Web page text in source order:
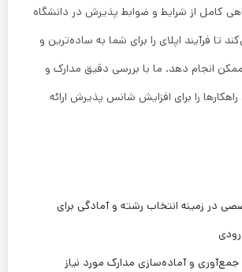
کامل از شرایط و ضوابط پذیرش در دانشگاه
تا فرآیند اپلای را برای شما به ساده‌ترین و
انجام دهد. ما با بررسی دقیق مدارک و
را برای افزایش شانس پذیرش ارائه
در زمینه انتخاب رشته و آمادگی برای
جمع‌آوری و آماده‌سازی مدارک مورد نیاز